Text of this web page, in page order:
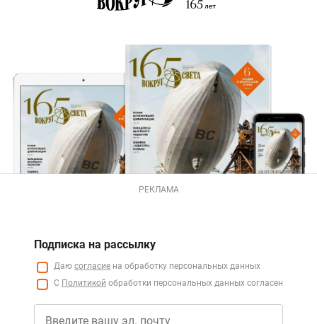
РЕКЛАМА
Подписка на рассылку
Даю согласие на обработку персональных данных
С Политикой обработки персональных данных согласен